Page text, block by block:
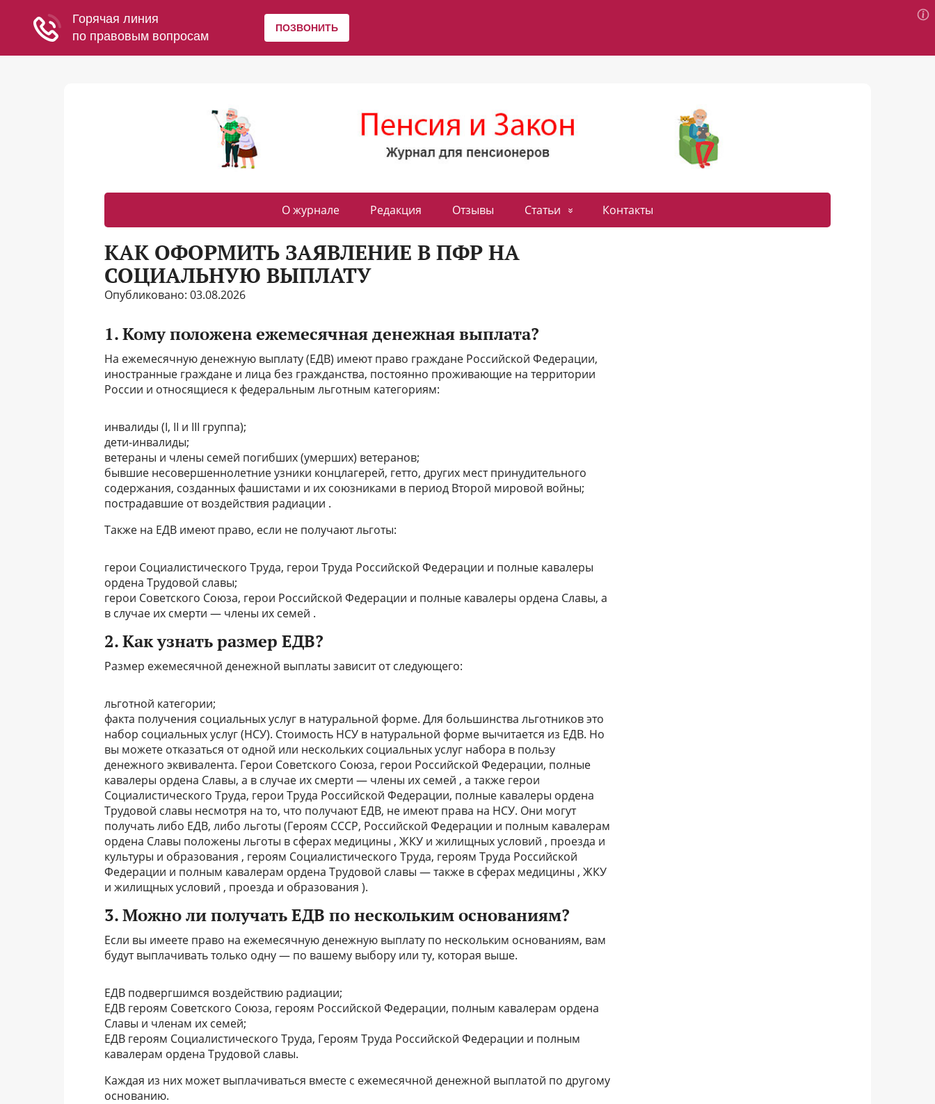
О журнале Редакция Отзывы Статьи Контакты
КАК ОФОРМИТЬ ЗАЯВЛЕНИЕ В ПФР НА
СОЦИАЛЬНУЮ ВЫПЛАТУ
Опубликовано: 03.08.2026
1. Кому положена ежемесячная денежная выплата?
На ежемесячную денежную выплату (ЕДВ) имеют право граждане Российской Федерации,
иностранные граждане и лица без гражданства, постоянно проживающие на территории
России и относящиеся к федеральным льготным категориям:
инвалиды (I, II и III группа);
дети-инвалиды;
ветераны и члены семей погибших (умерших) ветеранов;
бывшие несовершеннолетние узники концлагерей, гетто, других мест принудительного
содержания, созданных фашистами и их союзниками в период Второй мировой войны;
пострадавшие от воздействия радиации .
Также на ЕДВ имеют право, если не получают льготы:
герои Социалистического Труда, герои Труда Российской Федерации и полные кавалеры
ордена Трудовой славы;
герои Советского Союза, герои Российской Федерации и полные кавалеры ордена Славы, а
в случае их смерти — члены их семей .
2. Как узнать размер ЕДВ?
Размер ежемесячной денежной выплаты зависит от следующего:
льготной категории;
факта получения социальных услуг в натуральной форме. Для большинства льготников это
набор социальных услуг (НСУ). Стоимость НСУ в натуральной форме вычитается из ЕДВ. Но
вы можете отказаться от одной или нескольких социальных услуг набора в пользу
денежного эквивалента. Герои Советского Союза, герои Российской Федерации, полные
кавалеры ордена Славы, а в случае их смерти — члены их семей , а также герои
Социалистического Труда, герои Труда Российской Федерации, полные кавалеры ордена
Трудовой славы несмотря на то, что получают ЕДВ, не имеют права на НСУ. Они могут
получать либо ЕДВ, либо льготы (Героям СССР, Российской Федерации и полным кавалерам
ордена Славы положены льготы в сферах медицины , ЖКУ и жилищных условий , проезда и
культуры и образования , героям Социалистического Труда, героям Труда Российской
Федерации и полным кавалерам ордена Трудовой славы — также в сферах медицины , ЖКУ
и жилищных условий , проезда и образования ).
3. Можно ли получать ЕДВ по нескольким основаниям?
Если вы имеете право на ежемесячную денежную выплату по нескольким основаниям, вам
будут выплачивать только одну — по вашему выбору или ту, которая выше.
ЕДВ подвергшимся воздействию радиации;
ЕДВ героям Советского Союза, героям Российской Федерации, полным кавалерам ордена
Славы и членам их семей;
ЕДВ героям Социалистического Труда, Героям Труда Российской Федерации и полным
кавалерам ордена Трудовой славы.
Каждая из них может выплачиваться вместе с ежемесячной денежной выплатой по другому
основанию.